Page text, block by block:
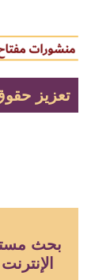
تعزيز
بحث